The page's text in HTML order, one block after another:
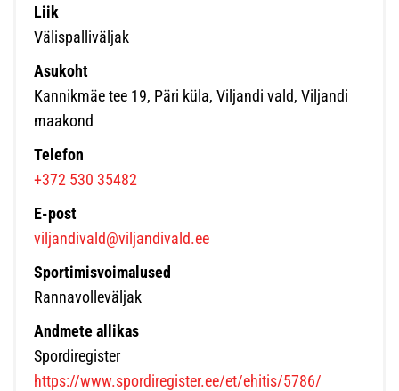
Liik
Välispalliväljak
Asukoht
Kannikmäe tee 19, Päri küla, Viljandi vald, Viljandi
maakond
Telefon
+372 530 35482
E-post
viljandivald@viljandivald.ee
Sportimisvoimalused
Rannavolleväljak
Andmete allikas
Spordiregister
https://www.spordiregister.ee/et/ehitis/5786/